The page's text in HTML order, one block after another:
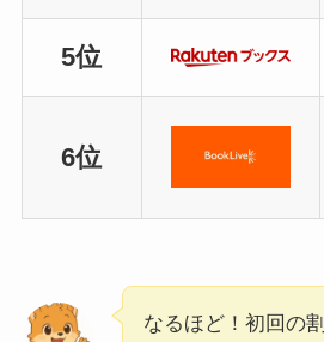
5位
6位
なるほど！初回の